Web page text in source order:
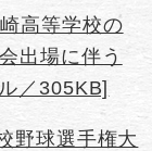
高等学校の
出場に伴う
／305KB]
野球選手権大